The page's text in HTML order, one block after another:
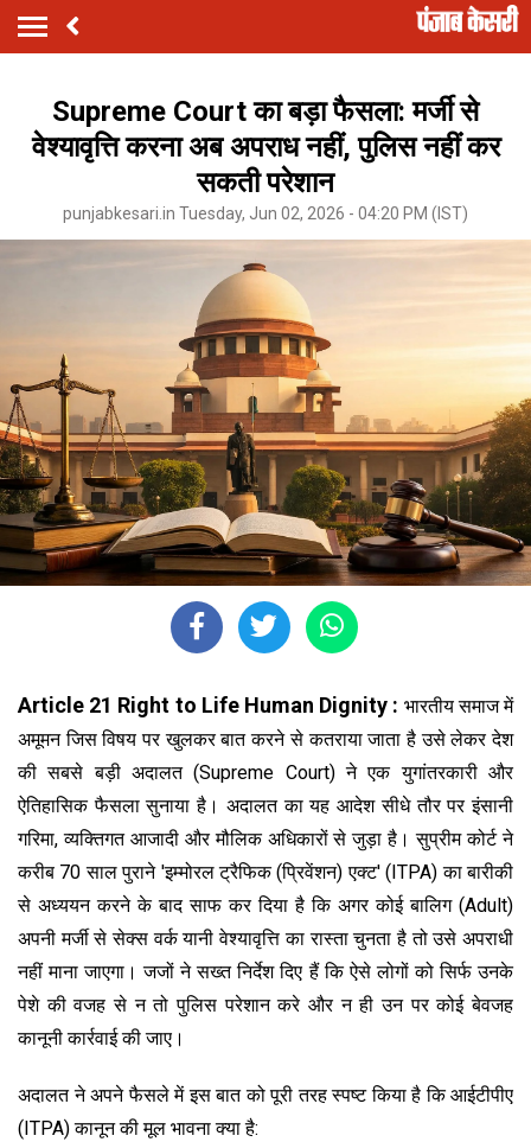
Supreme Court का बड़ा फैसला: मर्जी से
वेश्यावृत्ति करना अब अपराध नहीं, पुलिस नहीं कर
सकती परेशान
punjabkesari.in Tuesday, Jun 02, 2026 - 04:20 PM (IST)
Article 21 Right to Life Human Dignity : भारतीय समाज में
अमूमन जिस विषय पर खुलकर बात करने से कतराया जाता है उसे लेकर देश
की सबसे बड़ी अदालत (Supreme Court) ने एक युगांतरकारी और
ऐतिहासिक फैसला सुनाया है। अदालत का यह आदेश सीधे तौर पर इंसानी
गरिमा, व्यक्तिगत आजादी और मौलिक अधिकारों से जुड़ा है। सुप्रीम कोर्ट ने
करीब 70 साल पुराने 'इम्मोरल ट्रैफिक (प्रिवेंशन) एक्ट' (ITPA) का बारीकी
से अध्ययन करने के बाद साफ कर दिया है कि अगर कोई बालिग (Adult)
अपनी मर्जी से सेक्स वर्क यानी वेश्यावृत्ति का रास्ता चुनता है तो उसे अपराधी
नहीं माना जाएगा। जजों ने सख्त निर्देश दिए हैं कि ऐसे लोगों को सिर्फ उनके
पेशे की वजह से न तो पुलिस परेशान करे और न ही उन पर कोई बेवजह
कानूनी कार्रवाई की जाए।
अदालत ने अपने फैसले में इस बात को पूरी तरह स्पष्ट किया है कि आईटीपीए
(ITPA) कानून की मूल भावना क्या है: